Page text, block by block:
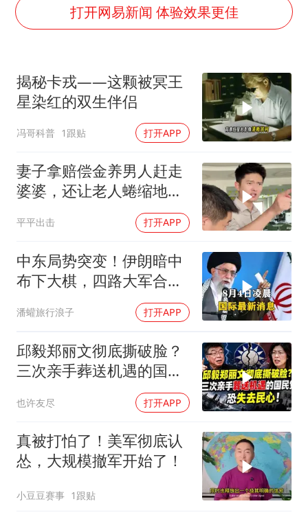
“中国蔬菜之乡”最高温达41.8℃
如何把百年大党建设得更加坚强有力？
打开网易新闻 体验效果更佳
揭秘卡戎——这颗被冥王
星染红的双生伴侣
冯哥科普 1跟贴 打开APP
妻子拿赔偿金养男人赶走
婆婆，还让老人蜷缩地下
平平出击 打开APP
中东局势突变！伊朗暗中
布下大棋，四路大军合
围，特朗普面临死局
潘蠸旅行浪子 打开APP
邱毅郑丽文彻底撕破脸？
三次亲手葬送机遇的国民
也许友尽 打开APP
真被打怕了！美军彻底认
怂，大规模撤军开始了！
小豆豆赛事 1跟贴